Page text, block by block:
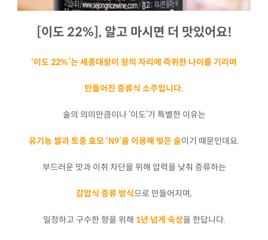
[이도 22%], 알고 마시면 더 맛있어요!
‘이도 22%’는 세종대왕이 왕의 자리에 즉위한 나이를 기리며
만들어진 증류식 소주입니다.
술의 의미만큼이나 ‘이도’가 특별한 이유는
유기농 쌀과 토종 효모 ‘N9’을 이용해 빚은 술이기 때문인데요.
부드러운 맛과 이취 차단을 위해 압력을 낮춰 증류하는
감압식 증류 방식으로 만들어지며,
일정하고 구수한 향을 위해 1년 넘게 숙성을 한답니다.